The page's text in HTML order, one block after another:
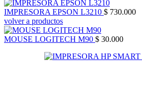
IMPRESORA EPSON L3210 $ 730.000
volver a productos
MOUSE LOGITECH M90 $ 30.000